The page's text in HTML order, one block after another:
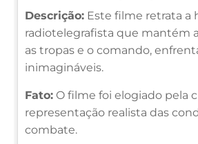
Descrição: Este filme retrata a
radiotelegrafista que mantém
as tropas e o comando,
inimagináveis.
Fato: O filme foi elogiado pela
representação realista das
combate.